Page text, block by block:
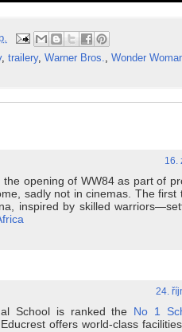
, trailery, Warner Bros., Wonder
16.
the opening of WW84 as part of
sadly not in cinemas. The first
inspired by skilled
24.
School is ranked the No 1
offers world-class